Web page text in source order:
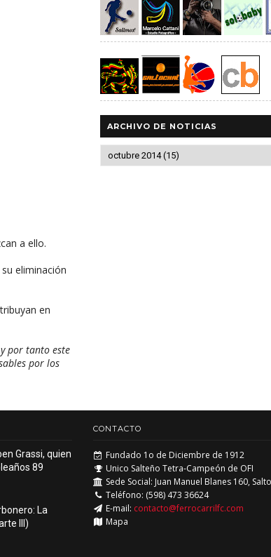
a ello.
eliminación
en
por tanto este
por los
ARCHIVO DE NOTICIAS
Grassi, quien
89
La
III)
CONTACTO
Fundado 1o de Diciembre de 1912
Unico Salteño Tetra-Campeón de OFI
Sede Social: Juan Manuel Blanes 160,
Teléfono: (598) 473 36624
E-mail: contacto@ferrocarrilfc.com
Mapa